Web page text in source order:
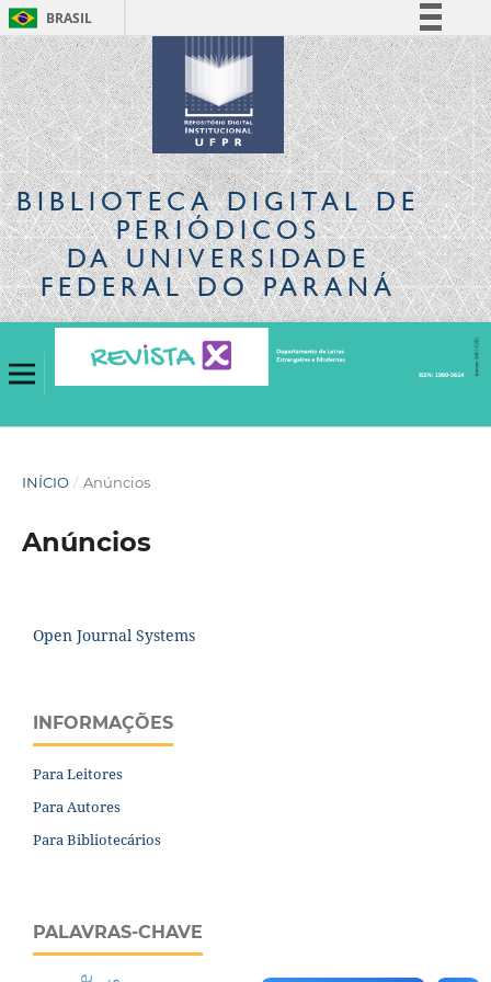
BRASIL
Simplifique!
Comunica BR
Participe
Acesso à informação
Legislação
Canais
BIBLIOTECA DIGITALDE
PERIÓDICOS
DA UNIVERSIDADE
FEDERAL DO PARANÁ
INÍCIO / Anúncios
Anúncios
Open Journal Systems
INFORMAÇÕES
Para Leitores
Para Autores
Para Bibliotecários
PALAVRAS-CHAVE